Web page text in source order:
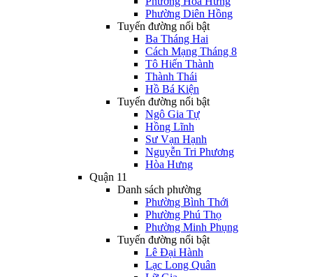
Phường Diên Hồng
Tuyến đường nổi bật
Ba Tháng Hai
Cách Mạng Tháng 8
Tô Hiến Thành
Thành Thái
Hồ Bá Kiện
Tuyến đường nổi bật
Ngô Gia Tự
Hồng Lĩnh
Sư Vạn Hạnh
Nguyễn Tri Phương
Hòa Hưng
Quận 11
Danh sách phường
Phường Bình Thới
Phường Phú Thọ
Phường Minh Phụng
Tuyến đường nổi bật
Lê Đại Hành
Lạc Long Quân